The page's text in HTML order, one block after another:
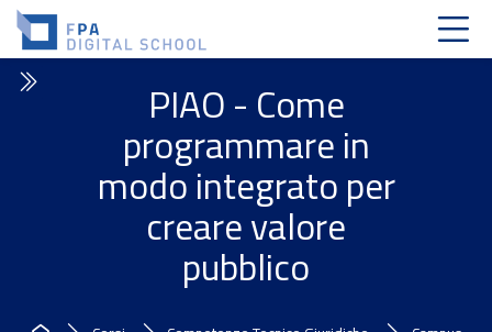
Skip to navigation
Skip to login form
Vai al contenuto principale
Skip to accessibility options
Skip to footer
Skip accessibility options
PIAO - Come
programmare in
modo integrato per
creare valore
pubblico